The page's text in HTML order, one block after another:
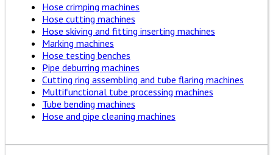
Hose crimping machines
Hose cutting machines
Hose skiving and fitting inserting machines
Marking machines
Hose testing benches
Pipe deburring machines
Cutting ring assembling and tube flaring machines
Multifunctional tube processing machines
Tube bending machines
Hose and pipe cleaning machines